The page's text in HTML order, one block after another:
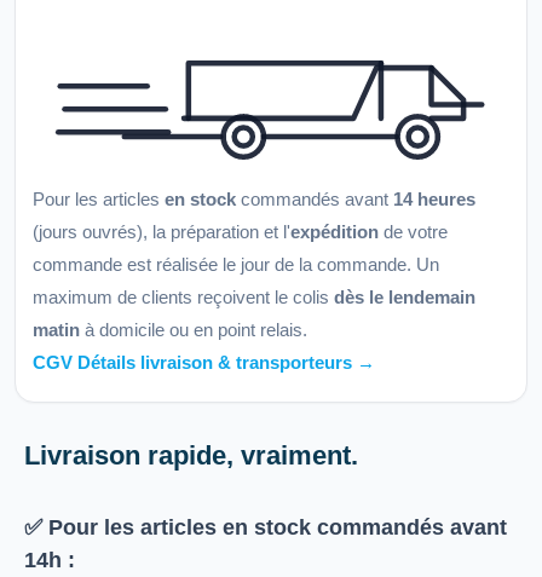
Pour les articles en stock commandés avant 14 heures
(jours ouvrés), la préparation et l'expédition de votre
commande est réalisée le jour de la commande. Un
maximum de clients reçoivent le colis dès le lendemain
matin à domicile ou en point relais.
CGV Détails livraison & transporteurs →
Livraison rapide, vraiment.
✅ Pour les articles en stock commandés avant
14h :